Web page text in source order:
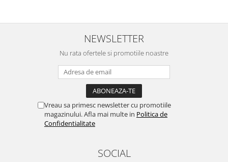
NEWSLETTER
Nu rata ofertele si promotiile noastre
Vreau sa primesc newsletter cu promotiile
magazinului. Afla mai multe in Politica de
Confidentialitate
SOCIAL